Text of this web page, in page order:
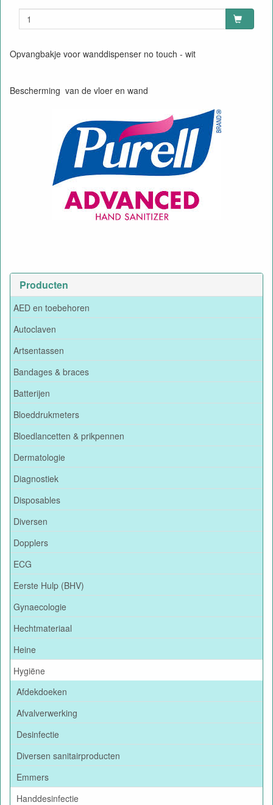
Producten
AED en toebehoren
Autoclaven
Artsentassen
Bandages & braces
Batterijen
Bloeddrukmeters
Bloedlancetten & prikpennen
Dermatologie
Diagnostiek
Disposables
Diversen
Dopplers
ECG
Eerste Hulp (BHV)
Gynaecologie
Hechtmateriaal
Heine
Hygiëne
Afdekdoeken
Afvalverwerking
Desinfectie
Diversen sanitairproducten
Emmers
Handdesinfectie
Opvangbakje voor wanddispenser no touch - wit
Bescherming van de vloer en wand